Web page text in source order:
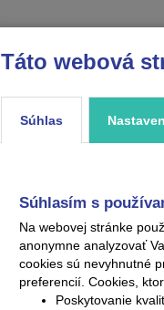
Táto webová
Súhlas
Súhlasím s
Na webovej stránke
anonymne analyzovať
cookies sú nevyhnutné
preferencií. Cookies,
Poskytovanie